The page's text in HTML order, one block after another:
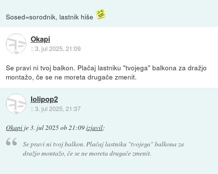
Sosed=sorodnik, lastnik hiše
Okapi
::3. jul 2025, 21:09
Se pravi ni tvoj balkon. Plačaj lastniku "tvojega" balkona za dražjo
montažo, če se ne moreta drugače zmenit.
lolipop2
::3. jul 2025, 21:37
Okapi je3. jul 2025 ob 21:09izjavil:
Se pravi ni tvoj balkon. Plačaj lastniku "tvojega" balkona za
dražjo montažo, če se ne moreta drugače zmenit.